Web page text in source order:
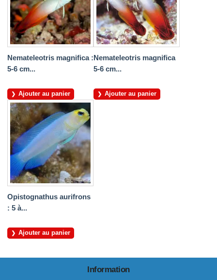
Nemateleotris magnifica :
5-6 cm...
Ajouter au panier
Nemateleotris magnifica
5-6 cm...
Ajouter au panier
Opistognathus aurifrons
: 5 à...
Ajouter au panier
Information